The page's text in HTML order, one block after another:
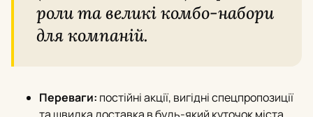
роли та великі комбо-набори
для компаній.
Переваги: постійні акції, вигідні спецпропозиції
та швидка доставка в будь-який куточок міста.